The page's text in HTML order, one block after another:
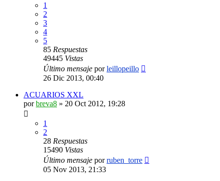
1
2
3
4
5
85 Respuestas
49445 Vistas
Último mensaje porleillopeillo
26 Dic 2013, 00:40
ACUARIOS XXL
porbreva8 » 20 Oct 2012, 19:28
1
2
28 Respuestas
15490 Vistas
Último mensaje porruben_torre
05 Nov 2013, 21:33